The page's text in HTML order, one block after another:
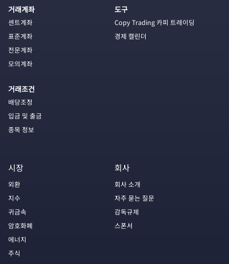
거래계좌
센트계좌
표준계좌
전문계좌
모의계좌
거래조건
배당조정
입금 및 출금
종목 정보
도구
Copy Trading 카피 트레이딩
경제 캘린더
시장
외환
지수
귀금속
암호화폐
에너지
주식
회사
회사 소개
자주 묻는 질문
감독규제
스폰서